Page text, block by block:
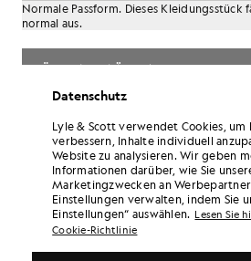
Normale Passform. Dieses Kleidungsstück
normal aus.
GRÖSSE AUSWÄHLEN
ZahlenSie8.33in monatlichen Raten
Kostenlose Lieferung ab einem
Lieferung nach Hause und
Rückgabe und Umtausch.
Verdoppeln Sie Ihre Punkte!
diesem Kauf Punkte bei „
150“.
6 points = 1,00 £
Datenschutz
Lyle & Scott verwendet Cookies, um
verbessern, Inhalte individuell
Website zu analysieren. Wir geben
Informationen darüber, wie Sie
Marketingzwecken an
Einstellungen verwalten, indem Sie
Einstellungen“ auswählen. Lesen Sie
Cookie-Richtlinie